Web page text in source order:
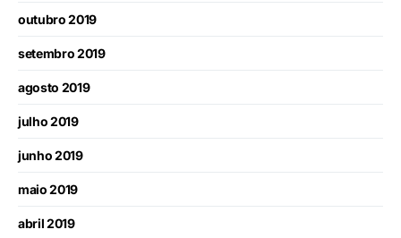
outubro 2019
setembro 2019
agosto 2019
julho 2019
junho 2019
maio 2019
abril 2019